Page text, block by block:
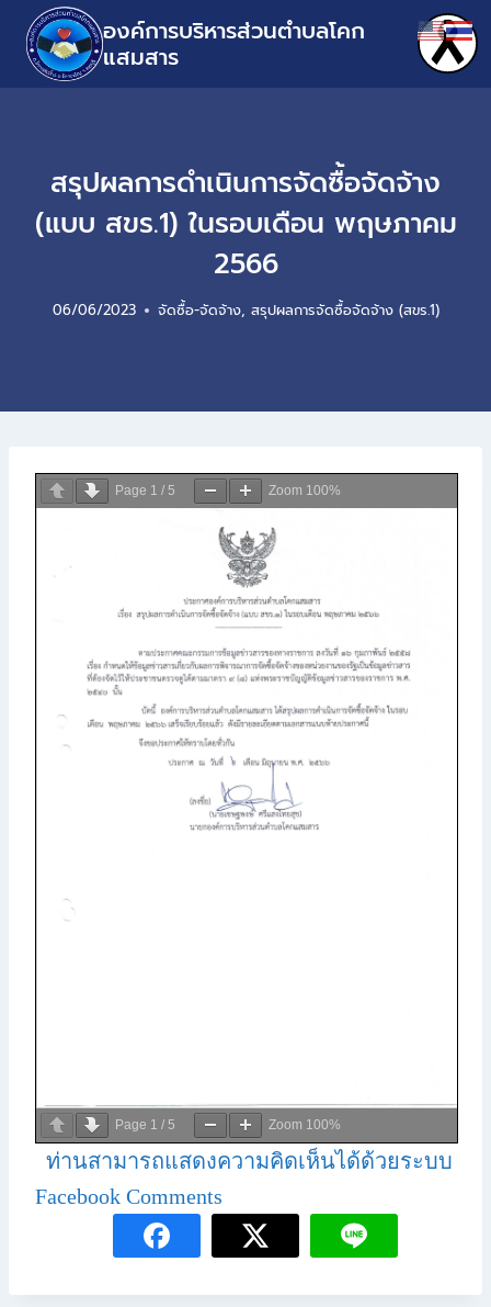
องค์การบริหารส่วนตำบลโคก
แสมสาร
สรุปผลการดำเนินการจัดซื้อจัดจ้าง
(แบบ สขร.1) ในรอบเดือน พฤษภาคม
2566
06/06/2023 จัดซื้อ-จัดจ้าง, สรุปผลการจัดซื้อจัดจ้าง (สขร.1)
Page 1 / 5 Zoom 100%
Page 1 / 5 Zoom 100%
ท่านสามารถแสดงความคิดเห็นได้ด้วยระบบ
Facebook Comments